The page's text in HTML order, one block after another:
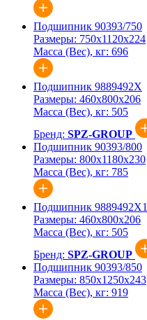
Подшипник 90393/750
Размеры: 750x1120x224
Масса (Вес), кг: 696
Подшипник 9889492Х
Размеры: 460x800x206
Масса (Вес), кг: 505
Бренд: SPZ-GROUP
Подшипник 90393/800
Размеры: 800x1180x230
Масса (Вес), кг: 785
Подшипник 9889492Х1
Размеры: 460x800x206
Масса (Вес), кг: 505
Бренд: SPZ-GROUP
Подшипник 90393/850
Размеры: 850x1250x243
Масса (Вес), кг: 919